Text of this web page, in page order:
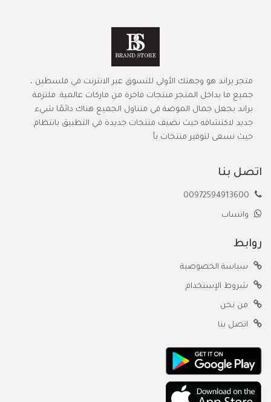
متجر براند هو وجهتك الأولى للتسوق عبر الانترنت في فلسطين ،
جميع ما بداخل المتجر منتجات فاخرة من ماركات عالمية. ملتزمة
براند بجعل جمال الموضة في متناول الجميع هناك دائمًا شيء
جديد لاكتشافه حيث نضيف منتجات جديدة في التطبيق بانتظام.
حيث نسعى لتوفير منتجات بأ
اتصل بنا
واتساب
روابط
سياسة الخصوصية
شروط الإستخدام
من نحن
اتصل بنا